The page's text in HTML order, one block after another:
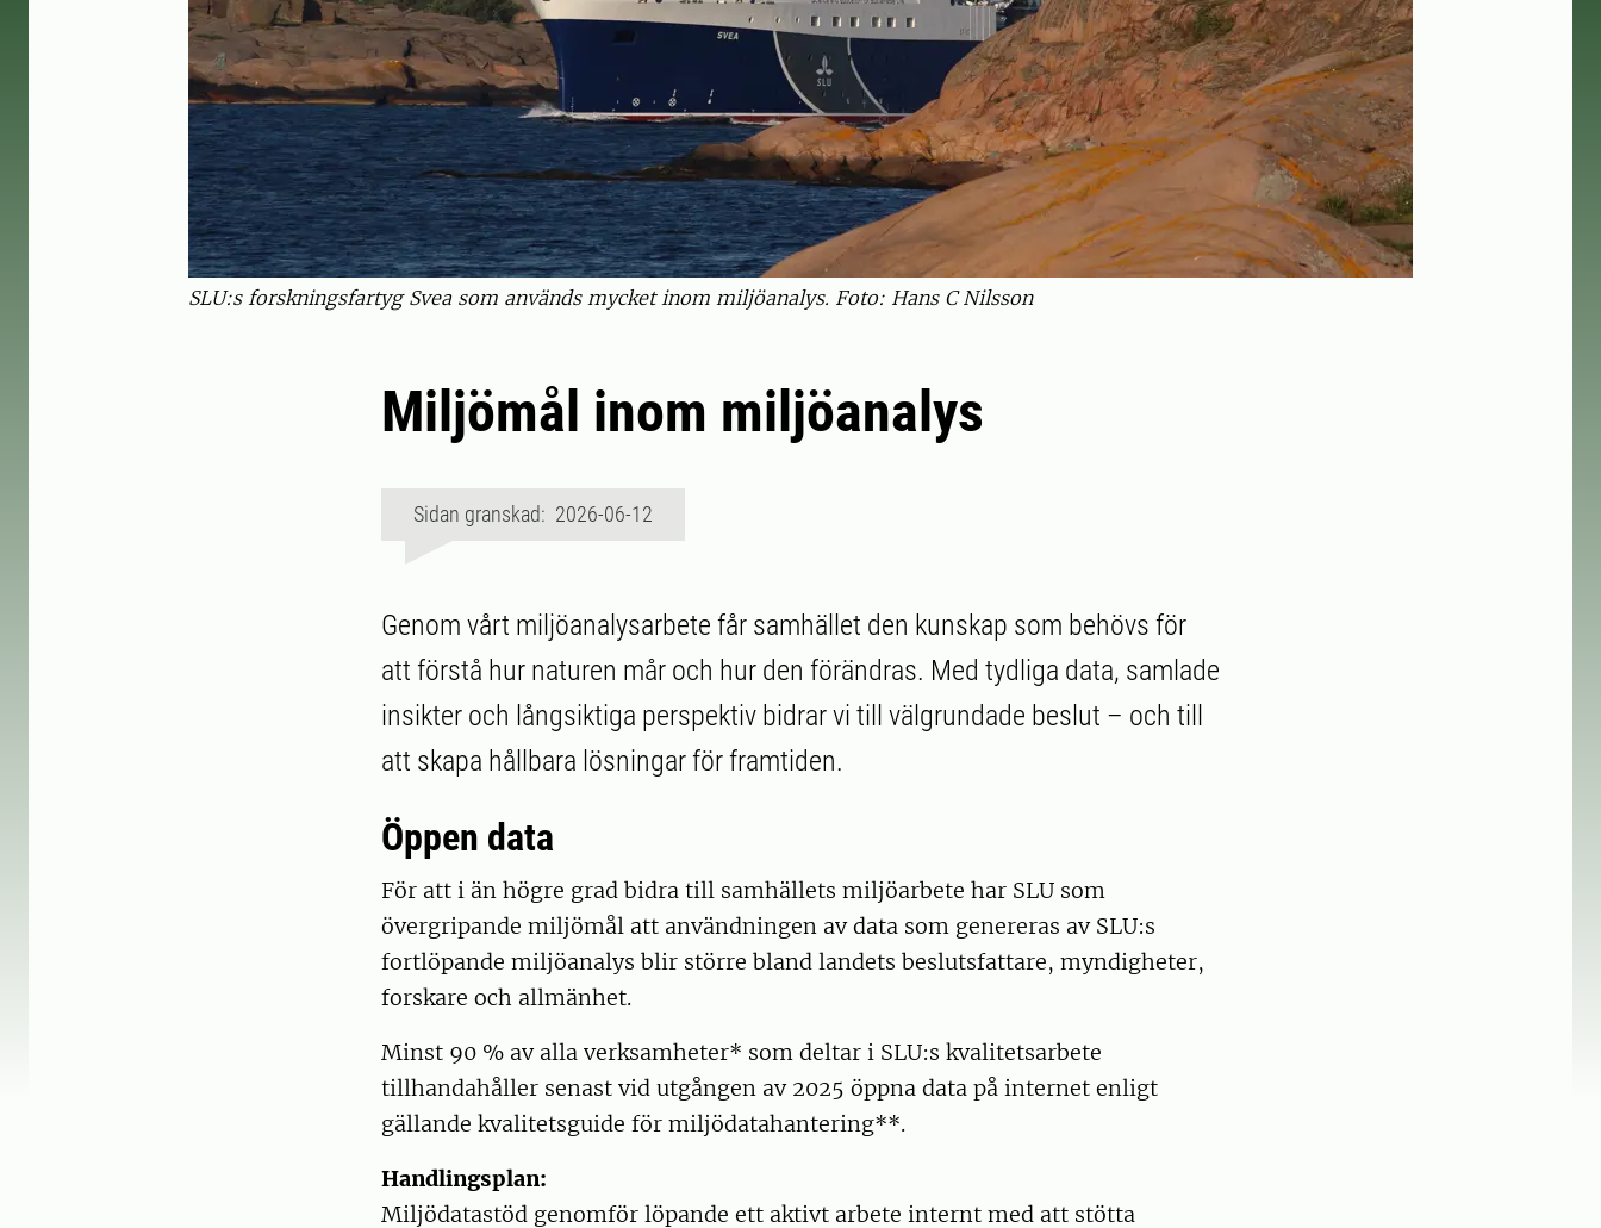
SLU:s forskningsfartyg Svea som används mycket inom miljöanalys. Foto: Hans C Nilsson
Miljömål inom miljöanalys
Sidan granskad: 2026-06-12
Genom vårt miljöanalysarbete får samhället den kunskap som behövs för
att förstå hur naturen mår och hur den förändras. Med tydliga data, samlade
insikter och långsiktiga perspektiv bidrar vi till välgrundade beslut – och till
att skapa hållbara lösningar för framtiden.
Öppen data
För att i än högre grad bidra till samhällets miljöarbete har SLU som
övergripande miljömål att användningen av data som genereras av SLU:s
fortlöpande miljöanalys blir större bland landets beslutsfattare, myndigheter,
forskare och allmänhet.
Minst 90 % av alla verksamheter* som deltar i SLU:s kvalitetsarbete
tillhandahåller senast vid utgången av 2025 öppna data på internet enligt
gällande kvalitetsguide för miljödatahantering**.
Handlingsplan:
Miljödatastöd genomför löpande ett aktivt arbete internt med att stötta